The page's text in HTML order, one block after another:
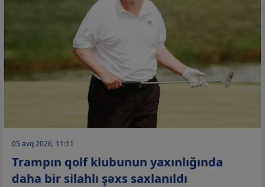
05 avq 2026, 11:11
Trampın qolf klubunun yaxınlığında
daha bir silahlı şəxs saxlanıldı